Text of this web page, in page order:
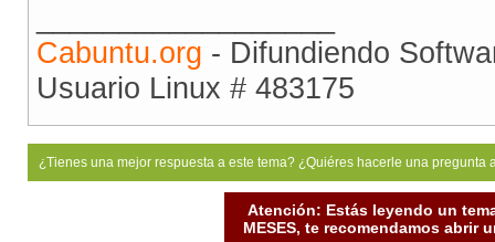
Cabuntu.org - Difundiendo
Usuario Linux # 483175
¿Tienes una mejor respuesta a este tema? ¿Quiéres hacerle una
Atención: Estás leyendo un
MESES, te recomendamos abrir